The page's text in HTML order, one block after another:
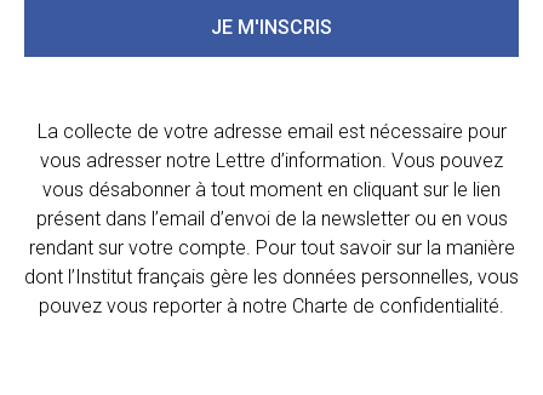
JE M'INSCRIS
La collecte de votre adresse email est nécessaire pour
vous adresser notre Lettre d’information. Vous pouvez
vous désabonner à tout moment en cliquant sur le lien
présent dans l’email d’envoi de la newsletter ou en vous
rendant sur votre compte. Pour tout savoir sur la manière
dont l’Institut français gère les données personnelles, vous
pouvez vous reporter à notre Charte de confidentialité.